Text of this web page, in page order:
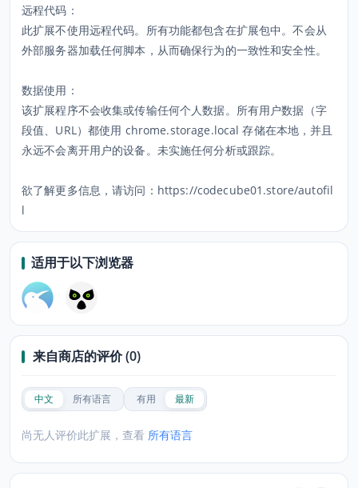
远程代码：
此扩展不使用远程代码。所有功能都包含在扩展包中。不会从
外部服务器加载任何脚本，从而确保行为的一致性和安全性。
数据使用：
该扩展程序不会收集或传输任何个人数据。所有用户数据（字
段值、URL）都使用 chrome.storage.local 存储在本地，并且
永远不会离开用户的设备。未实施任何分析或跟踪。
欲了解更多信息，请访问：https://codecube01.store/autofil
l
适用于以下浏览器
来自商店的评价 (0)
中文 所有语言 有用 最新
尚无人评价此扩展，查看 所有语言